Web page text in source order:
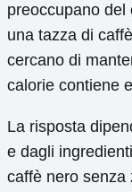
preoccupano
una tazza di
cercano di
calorie contiene
La risposta
e dagli
caffè nero senza